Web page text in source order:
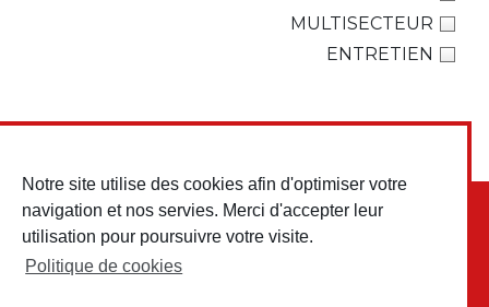
Notre site utilise des cookies afin d'optimiser votre
navigation et nos servies. Merci d'accepter leur
utilisation pour poursuivre votre visite.
Politique de cookies
MULTISECTEUR
ENTRETIEN